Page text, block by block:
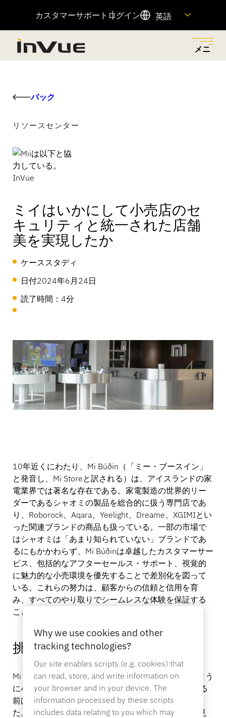
カスタマーサポート ログイン 英語
メニ
可を与え、摩擦のない顧客ショッピング体験を通じて
売上を増加させるビジネス・ソリューションをご覧く
ださい。
資産保護
アクセス・コントロール
コネクテッド・ストア
リューションで、さまざまな業種に対応しています。
ハイパーマーケット＆食料品
モバイル・キャリア
ヘルス＆ビューティー
専門店
スポーツ＆エンターテイメント
ホスピタリティ＆レストラン
什器メーカー
バンキング
向上させるために設計された、接続された製品ポート
フォリオ。
OnePOD マックス
OneKEY エコシステム
LIVE ロック
MagStand
商品陳列のセキュリティ
吊り下げ商品のセキュリティ
センサータグとディタッチャー
販売時点情報管理
タブレットスタンド
人々、そして私たちのチームに参加する方法をご覧く
ださい。
会社概要
持続可能性
ビジネスパートナー
企業パートナーシップ
お問い合わせ
ポートチームへのアクセスをご覧いただけます。
ヘルプセンター
ブログ
技術仕様
カタログ
ニュース
バック
リソースセンター
ミイはいかにして小売店のセ
キュリティと統一された店舗
美を実現したか
ケーススタディ
日付2024年6月24日
読了時間：4分
10年近くにわたり、Mi Búðin（「ミー・ブースイン」
と発音し、Mi Storeと訳される）は、アイスランドの家
電業界では著名な存在である。家電製造の世界的リー
ダーであるシャオミの製品を総合的に扱う専門店であ
り、Roborock、Aqara、Yeelight、Dreame、XGIMIとい
った関連ブランドの商品も扱っている。一部の市場で
はシャオミは「あまり知られていない」ブランドであ
るにもかかわらず、Mi Búðinは卓越したカスタマーサー
ビス、包括的なアフターセールス・サポート、視覚的
に魅力的な小売環境を優先することで差別化を図って
いる。これらの努力は、顧客からの信頼と信用を育
み、すべてのやり取りでシームレスな体験を保証する
ことを目的としている。
挑戦
Mi Búðinは、特に連休のような繁忙期には、毎週のよう
に小売店 の盗難に悩まされていた。InVue を発見する
前は、効果的なセキュリティ対策がまったくなかっ
た。この小売業者は、デバイスを保護し、魅力的に見
Why we use cookies and other
tracking technologies?
Our site enables scripts (e.g. cookies) that
can read, store, and write information on
your browser and in your device. The
information processed by these scripts
includes data relating to you which may